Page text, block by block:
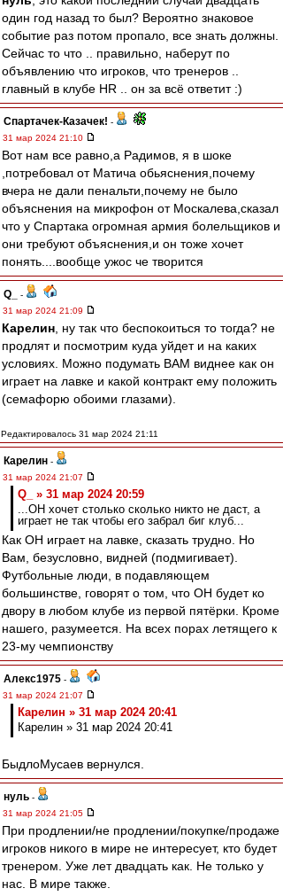
один год назад то был? Вероятно знаковое
событие раз потом пропало, все знать должны.
Сейчас то что .. правильно, наберут по
объявлению что игроков, что тренеров ..
главный в клубе HR .. он за всё ответит :)
Спартачек-Казачек! -
31 мар 2024 21:10
Вот нам все равно,а Радимов, я в шоке
,потребовал от Матича обьяснения,почему
вчера не дали пенальти,почему не было
объяснения на микрофон от Москалева,сказал
что у Спартака огромная армия болельщиков и
они требуют объяснения,и он тоже хочет
понять....вообще ужос че творится
Q_
-
31 мар 2024 21:09
Карелин , ну так что беспокоиться то тогда? не
продлят и посмотрим куда уйдет и на каких
условиях. Можно подумать ВАМ виднее как он
играет на лавке и какой контракт ему положить
(семафорю обоими глазами).
Редактировалось 31 мар 2024 21:11
Карелин -
31 мар 2024 21:07
Q_ » 31 мар 2024 20:59
...ОН хочет столько сколько никто не даст, а
играет не так чтобы его забрал биг клуб...
Как ОН играет на лавке, сказать трудно. Но
Вам, безусловно, видней (подмигивает).
Футбольные люди, в подавляющем
большинстве, говорят о том, что ОН будет ко
двору в любом клубе из первой пятёрки. Кроме
нашего, разумеется. На всех порах летящего к
23-му чемпионству
Алекс1975 -
31 мар 2024 21:07
Карелин » 31 мар 2024 20:41
Карелин » 31 мар 2024 20:41
БыдлоМусаев вернулся.
нуль -
31 мар 2024 21:05
При продлении/не продлении/покупке/продаже
игроков никого в мире не интересует, кто будет
тренером. Уже лет двадцать как. Не только у
нас. В мире также.